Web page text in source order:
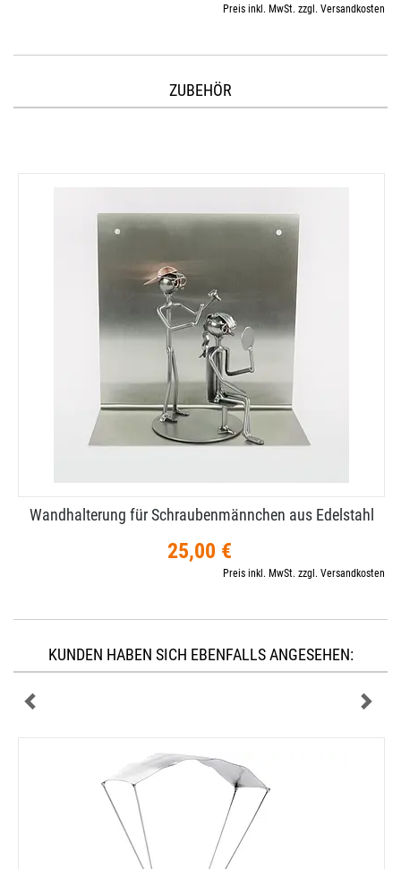
Preis inkl. MwSt. zzgl. Versandkosten
ZUBEHÖR
Wandhalterung für Schraubenmännchen aus Edelstahl
25,00 €
Preis inkl. MwSt. zzgl. Versandkosten
KUNDEN HABEN SICH EBENFALLS ANGESEHEN: